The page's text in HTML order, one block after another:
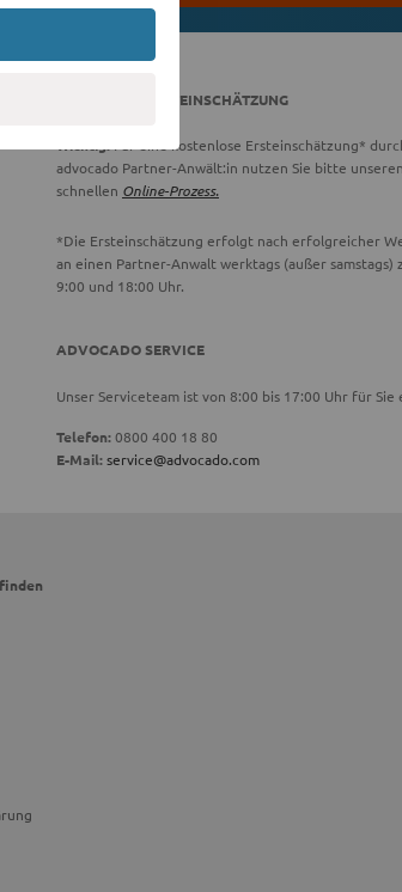
ADVOCADO ERSTEINSCHÄTZUNG
Wichtig:Für eine kostenlose Ersteinschätzung*
advocado Partner-Anwält:in nutzen Sie bitte
schnellen Online-Prozess.
*Die Ersteinschätzung erfolgt nach erfolgreicher
an einen Partner-Anwalt werktags (außer samstags)
9:00 und 18:00 Uhr.
ADVOCADO SERVICE
Unser Serviceteam ist von 8:00 bis 17:00 Uhr für Sie
Telefon:0800 400 18 80
E-Mail:service@advocado.com